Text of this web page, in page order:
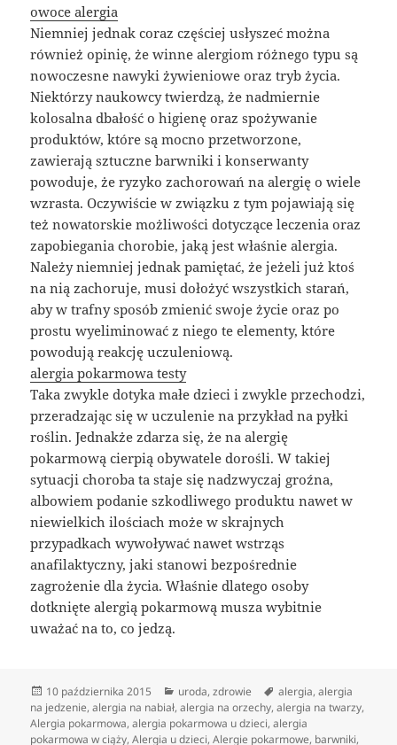
owoce alergia
Niemniej jednak coraz częściej usłyszeć można
również opinię, że winne alergiom różnego typu są
nowoczesne nawyki żywieniowe oraz tryb życia.
Niektórzy naukowcy twierdzą, że nadmiernie
kolosalna dbałość o higienę oraz spożywanie
produktów, które są mocno przetworzone,
zawierają sztuczne barwniki i konserwanty
powoduje, że ryzyko zachorowań na alergię o wiele
wzrasta. Oczywiście w związku z tym pojawiają się
też nowatorskie możliwości dotyczące leczenia oraz
zapobiegania chorobie, jaką jest właśnie alergia.
Należy niemniej jednak pamiętać, że jeżeli już ktoś
na nią zachoruje, musi dołożyć wszystkich starań,
aby w trafny sposób zmienić swoje życie oraz po
prostu wyeliminować z niego te elementy, które
powodują reakcję uczuleniową.
alergia pokarmowa testy
Taka zwykle dotyka małe dzieci i zwykle przechodzi,
przeradzając się w uczulenie na przykład na pyłki
roślin. Jednakże zdarza się, że na alergię
pokarmową cierpią obywatele dorośli. W takiej
sytuacji choroba ta staje się nadzwyczaj groźna,
albowiem podanie szkodliwego produktu nawet w
niewielkich ilościach może w skrajnych
przypadkach wywoływać nawet wstrząs
anafilaktyczny, jaki stanowi bezpośrednie
zagrożenie dla życia. Właśnie dlatego osoby
dotknięte alergią pokarmową musza wybitnie
uważać na to, co jedzą.
Data
publikacji
10 października 2015 Kategorie
uroda,zdrowie Tagi
alergia,alergia
na jedzenie,alergia na nabiał,alergia na orzechy,alergia na twarzy,
Alergia pokarmowa,alergia pokarmowa u dzieci,alergia
pokarmowa w ciąży,Alergia u dzieci,Alergie pokarmowe, barwniki,